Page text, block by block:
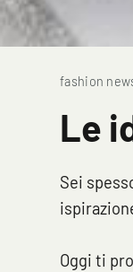
fashion
Le
Sei
Oggi ti